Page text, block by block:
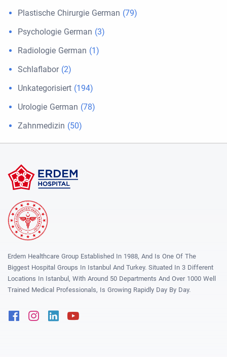
Plastische Chirurgie German (79)
Psychologie German (3)
Radiologie German (1)
Schlaflabor(2)
Unkategorisiert (194)
Urologie German (78)
Zahnmedizin (50)
Erdem Healthcare Group Established In 1988, And Is One Of The
Biggest Hospital Groups In Istanbul And Turkey. Situated In 3 Different
Locations In Istanbul, With Around 50 Departments And Over 1000 Well
Trained Medical Professionals, Is Growing Rapidly Day By Day.
FacebookInstagram
Linkedin